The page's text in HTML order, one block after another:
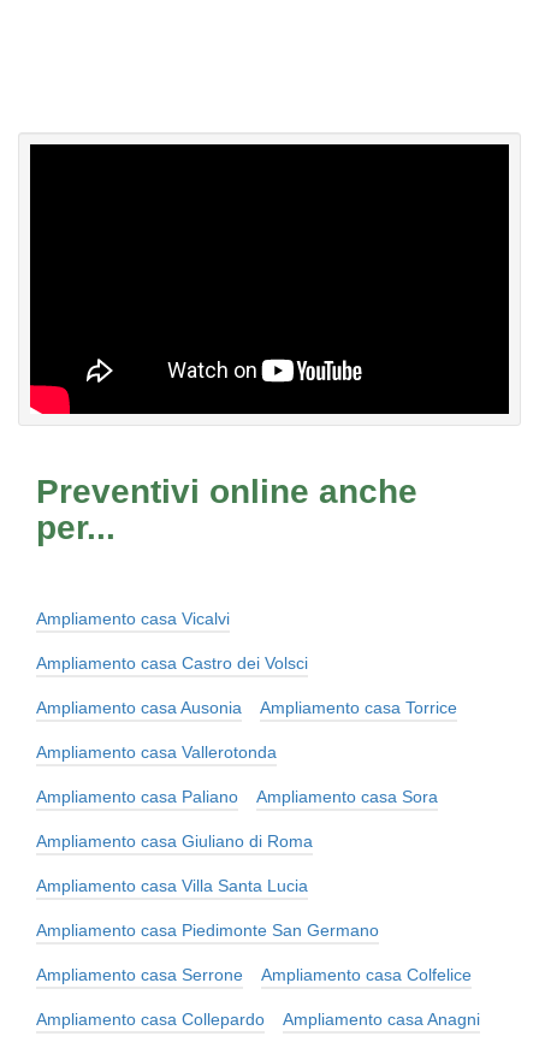
Preventivi online anche
per...
Ampliamento casa Vicalvi
Ampliamento casa Castro dei Volsci
Ampliamento casa Ausonia Ampliamento casa Torrice
Ampliamento casa Vallerotonda
Ampliamento casa Paliano Ampliamento casa Sora
Ampliamento casa Giuliano di Roma
Ampliamento casa Villa Santa Lucia
Ampliamento casa Piedimonte San Germano
Ampliamento casa Serrone Ampliamento casa Colfelice
Ampliamento casa Collepardo Ampliamento casa Anagni